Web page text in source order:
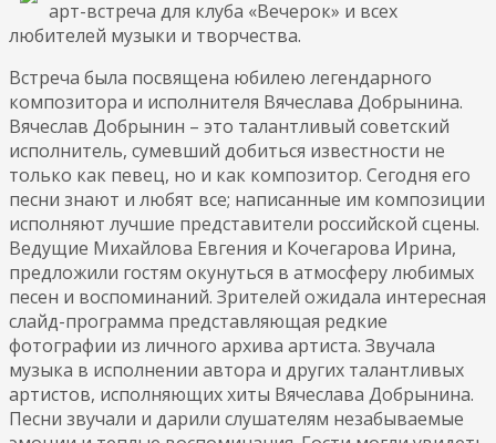
арт-встреча для клуба «Вечерок» и всех
любителей музыки и творчества.
Встреча была посвящена юбилею легендарного
композитора и исполнителя Вячеслава Добрынина.
Вячеслав Добрынин – это талантливый советский
исполнитель, сумевший добиться известности не
только как певец, но и как композитор. Сегодня его
песни знают и любят все; написанные им композиции
исполняют лучшие представители российской сцены.
Ведущие Михайлова Евгения и Кочегарова Ирина,
предложили гостям окунуться в атмосферу любимых
песен и воспоминаний. Зрителей ожидала интересная
слайд-программа представляющая редкие
фотографии из личного архива артиста. Звучала
музыка в исполнении автора и других талантливых
артистов, исполняющих хиты Вячеслава Добрынина.
Песни звучали и дарили слушателям незабываемые